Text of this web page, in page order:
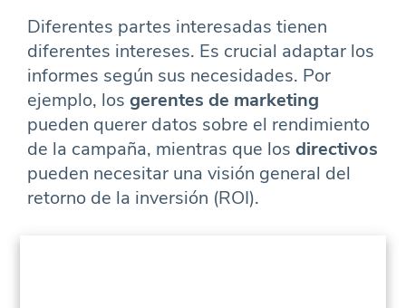
Diferentes partes interesadas tienen
diferentes intereses. Es crucial adaptar los
informes según sus necesidades. Por
ejemplo, los gerentes de marketing
pueden querer datos sobre el rendimiento
de la campaña, mientras que los directivos
pueden necesitar una visión general del
retorno de la inversión (ROI).